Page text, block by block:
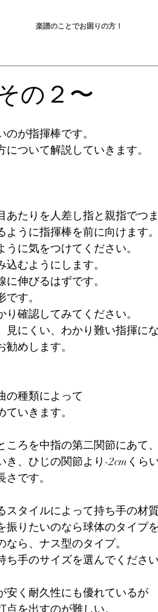
楽譜のことでお困りの方！
の２〜
が指揮棒です。
ついて解説していきます。
たりを人差し指と親指でつま
うに指揮棒を前に向けます。
に気をつけてください。
むようにします。
伸びるはずです。
す。
確認してみてください。
にくい、わかり難い指揮に
めします。
の種類によって
いきます。
ろを中指の第二関節にあて、
、ひじの関節より-2cmくら
です。
タイルによって持ち手の材
振りたいのなら球体のタイプを
ら、ナス型のタイプ。
手のサイズを選んでください
安く耐久性にも優れているが
を出すのが難しい。